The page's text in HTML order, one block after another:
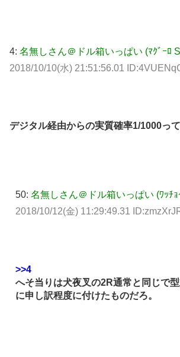
4: 名無しさん＠ドル箱いっぱい (ﾏｸﾞｰﾛ
2018/10/10(水) 21:51:56.01
デジタル経由からの実質確率1/1000っ
50: 名無しさん＠ドル箱いっぱい (ﾜｯﾁ
2018/10/12(金) 11:29:49.31
>>4
へそ当りは犬夜叉の2R通常と同じで
に申し訳程度に付けたものだろ。